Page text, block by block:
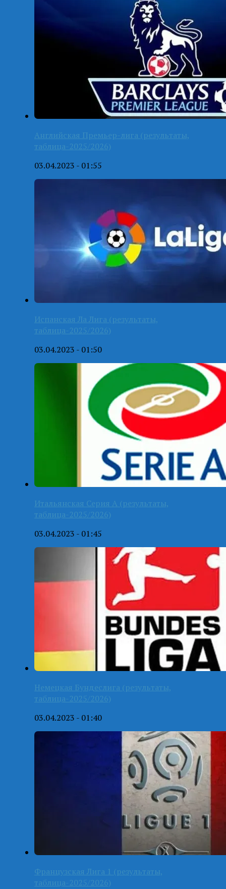
Английская Премьер-лига (результаты,
таблица-2025/2026)
03.04.2023 - 01:55
Испанская Ла Лига (результаты,
таблица-2025/2026)
03.04.2023 - 01:50
Итальянская Серия А (результаты,
таблица-2025/2026)
03.04.2023 - 01:45
Немецкая Бундеслига (результаты,
таблица-2025/2026)
03.04.2023 - 01:40
Французская Лига 1 (результаты,
таблица-2025/2026)